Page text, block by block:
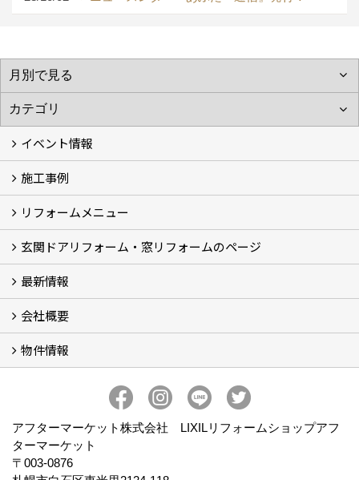
イベント情報
イベント予告
イベント報告
施工事例
フォトギャラリー
BeforeAfter (29)
お客様の声
リフォームメニュー
リフォームの流れ
窓リフォーム (3)
玄関ドアリフォーム (2)
キッチンリフォーム (4)
浴室リフォーム (3)
トイレリフォーム (5)
洗面リフォーム (2)
マンションリフォーム (3)
収納リフォーム
カーポート工事
風除室工事
ウッドデッキ・タイルデッキ工事
エクステリア工事 (2)
内装リフォーム
雨樋設置・修繕
外壁張替・塗装 (2)
エアコン取付工事
玄関ドアリフォーム・窓リフォームのページ
玄関ドアリフォーム
内窓交換・外窓交換・ガラス交換 (18)
最新情報
補助金情報
各種キャンペーン (2)
会社概要
会社概要
コンセプト
アクセス
スタッフ紹介
スタッフブログ
プライバシーポリシー
アフターメンテナンス
お客様サポート
事業紹介
物件情報
アフターマーケット株式会社 LIXILリフォームショップアフ
ターマーケット
〒003-0876